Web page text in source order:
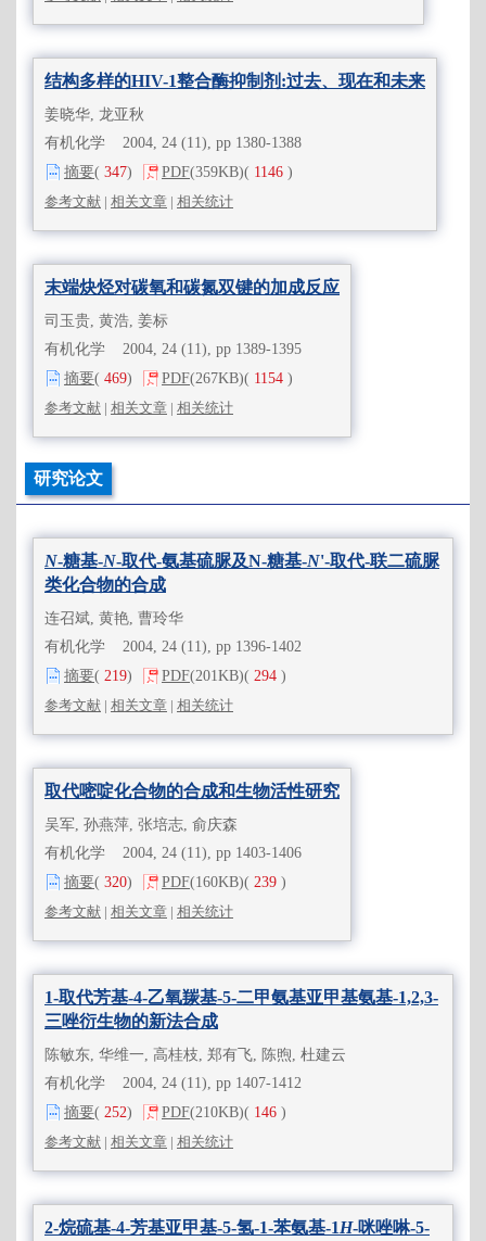
结构多样的HIV-1整合酶抑制剂:过去、现在和未来
姜晓华, 龙亚秋
有机化学 2004, 24 (11), pp 1380-1388
摘要( 347) PDF(359KB)( 1146 )
参考文献 | 相关文章 | 相关统计
末端炔烃对碳氧和碳氮双键的加成反应
司玉贵, 黄浩, 姜标
有机化学 2004, 24 (11), pp 1389-1395
摘要( 469) PDF(267KB)( 1154 )
参考文献 | 相关文章 | 相关统计
研究论文
N-糖基-N-取代-氨基硫脲及N-糖基-N'-取代-联二硫脲
类化合物的合成
连召斌, 黄艳, 曹玲华
有机化学 2004, 24 (11), pp 1396-1402
摘要( 219) PDF(201KB)( 294 )
参考文献 | 相关文章 | 相关统计
取代嘧啶化合物的合成和生物活性研究
吴军, 孙燕萍, 张培志, 俞庆森
有机化学 2004, 24 (11), pp 1403-1406
摘要( 320) PDF(160KB)( 239 )
参考文献 | 相关文章 | 相关统计
1-取代芳基-4-乙氧羰基-5-二甲氨基亚甲基氨基-1,2,3-
三唑衍生物的新法合成
陈敏东, 华维一, 高桂枝, 郑有飞, 陈煦, 杜建云
有机化学 2004, 24 (11), pp 1407-1412
摘要( 252) PDF(210KB)( 146 )
参考文献 | 相关文章 | 相关统计
2-烷硫基-4-芳基亚甲基-5-氢-1-苯氨基-1H-咪唑啉-5-